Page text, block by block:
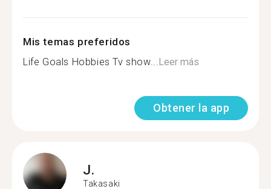
Mis temas preferidos
Life Goals Hobbies Tv show... Leer más
Obtener la app
J.
Takasaki